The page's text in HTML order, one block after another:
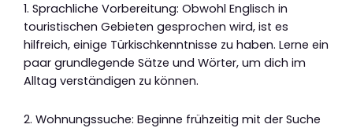
1. Sprachliche Vorbereitung: Obwohl Englisch in
touristischen Gebieten gesprochen wird, ist es
hilfreich, einige Türkischkenntnisse zu haben. Lerne ein
paar grundlegende Sätze und Wörter, um dich im
Alltag verständigen zu können.
2. Wohnungssuche: Beginne frühzeitig mit der Suche